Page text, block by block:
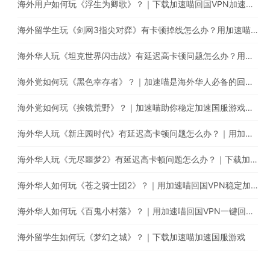
海外用户如何玩《浮生为卿歌》？｜下载加速喵回国VPN加速国服游戏减少卡顿延迟问题
海外留学生玩《剑网3指尖对弈》有卡顿掉线怎么办？用加速喵一键回国稳定加速
海外华人玩《坦克世界闪击战》有延迟高卡顿问题怎么办？用加速喵一键回国稳定加速
海外党如何玩《黑色幸存者》？｜加速喵是海外华人必备的回国游戏加速器
海外党如何玩《挨饿荒野》？｜加速喵助你稳定加速国服游戏，减少延迟卡顿问题
海外华人玩《新庄园时代》有延迟高卡顿问题怎么办？｜用加速喵一键回国稳定加速国服游戏
海外华人玩《无尽噩梦2》有延迟高卡顿问题怎么办？｜下载加速喵回国VPN提升游戏体验
海外华人如何玩《苍之骑士团2》？｜用加速喵回国VPN稳定加速国服游戏
海外华人如何玩《百鬼小村落》？｜用加速喵回国VPN一键回国游戏加速
海外留学生如何玩《梦幻之城》？｜下载加速喵加速国服游戏